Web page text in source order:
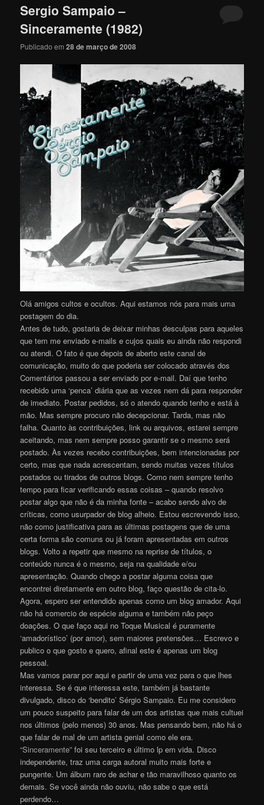
Sergio Sampaio –
Sinceramente (1982)
Publicado em28 de março de 2008
Olá amigos cultos e ocultos. Aqui estamos nós para mais uma
postagem do dia.
Antes de tudo, gostaria de deixar minhas desculpas para aqueles
que tem me enviado e-mails e cujos quais eu ainda não respondi
ou atendi. O fato é que depois de aberto este canal de
comunicação, muito do que poderia ser colocado através dos
Comentários passou a ser enviado por e-mail. Daí que tenho
recebido uma ‘penca’ diária que as vezes nem dá para responder
de imediato. Postar pedidos, só o atendo quando tenho e está à
mão. Mas sempre procuro não decepcionar. Tarda, mas não
falha. Quanto às contribuições, link ou arquivos, estarei sempre
aceitando, mas nem sempre posso garantir se o mesmo será
postado. Às vezes recebo contribuições, bem intencionadas por
certo, mas que nada acrescentam, sendo muitas vezes títulos
postados ou tirados de outros blogs. Como nem sempre tenho
tempo para ficar verificando essas coisas – quando resolvo
postar algo que não é da minha fonte – acabo sendo alvo de
críticas, como usurpador de blog alheio. Estou escrevendo isso,
não como justificativa para as últimas postagens que de uma
certa forma são comuns ou já foram apresentadas em outros
blogs. Volto a repetir que mesmo na reprise de títulos, o
conteúdo nunca é o mesmo, seja na qualidade e/ou
apresentação. Quando chego a postar alguma coisa que
encontrei diretamente em outro blog, faço questão de cita-lo.
Agora, espero ser entendido apenas como um blog amador. Aqui
não há comercio de espécie alguma e também não peço
doações. O que faço aqui no Toque Musical é puramente
‘amadorístico’ (por amor), sem maiores pretensões… Escrevo e
publico o que gosto e quero, afinal este é apenas um blog
pessoal.
Mas vamos parar por aqui e partir de uma vez para o que lhes
interessa. Se é que interessa este, também já bastante
divulgado, disco do ‘bendito’ Sérgio Sampaio. Eu me considero
um pouco suspeito para falar de um dos artistas que mais cultuei
nos últimos (pelo menos) 30 anos. Mas pensando bem, não há o
que falar de mal de um artista genial como ele era.
“Sinceramente” foi seu terceiro e último lp em vida. Disco
independente, traz uma carga autoral muito mais forte e
pungente. Um álbum raro de achar e tão maravilhoso quanto os
demais. Se você ainda não ouviu, não sabe o que está
perdendo…